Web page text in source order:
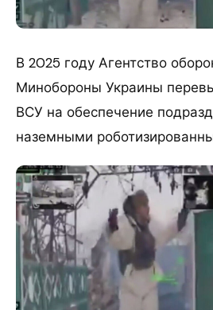
В 2025 году Агентство
Минобороны Украины
ВСУ на обеспечение
наземными